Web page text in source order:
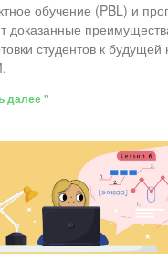
обучение (PBL) и
доказанные
студентов к будущей
далее "